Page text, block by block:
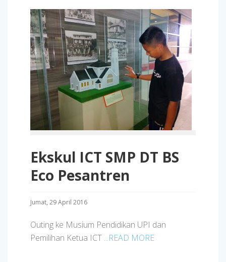
Ekskul ICT SMP DT BS
Eco Pesantren
Jumat, 29 April 2016
Outing ke Musium Pendidikan UPI dan
Pemilihan Ketua ICT ...READ MORE